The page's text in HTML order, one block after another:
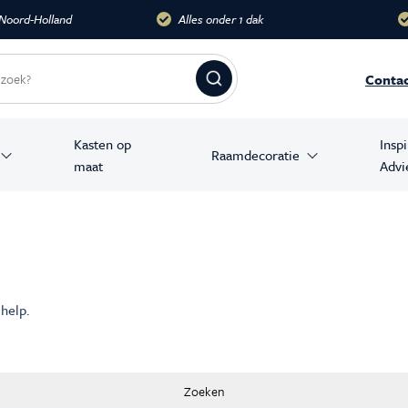
Holland Alles onder 1 dak
Kasten op
maat
Raamdecoratie